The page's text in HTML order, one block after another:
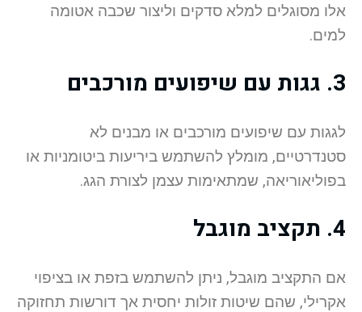
אלו מסוגלים למלא סדקים וליצור שכבה אטומה
למים.
3. גגות עם שיפועים מורכבים
לגגות עם שיפועים מורכבים או מבנים לא
סטנדרטיים, מומלץ להשתמש ביריעות ביטומניות או
בפוליאוריאה, שמתאימות עצמן לצורת הגג.
4. תקציב מוגבל
אם התקציב מוגבל, ניתן להשתמש בזפת או בציפוי
אקרילי, שהם שיטות זולות יחסית אך דורשות תחזוקה